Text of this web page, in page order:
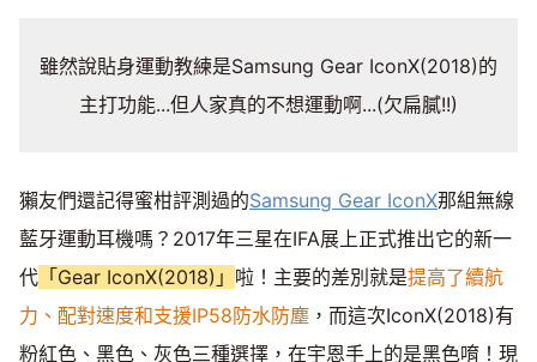
雖然說貼身運動教練是Samsung Gear IconX(2018)的
主打功能...但人家真的不想運動啊...(欠扁膩!!)
獺友們還記得蜜柑評測過的Samsung Gear IconX那組無線
藍牙運動耳機嗎？2017年三星在IFA展上正式推出它的新一
代 「Gear IconX(2018)」 啦！主要的差別就是提高了續航
力、配對速度和支援IP58防水防塵 ，而這次IconX(2018)有
粉紅色、黑色、灰色三種選擇，在宇恩手上的是黑色唷！現